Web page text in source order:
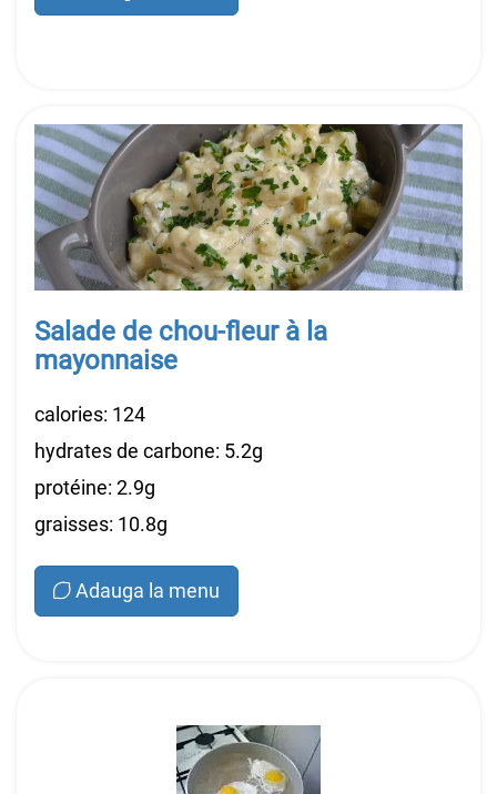
Salade de chou-fleur à la
mayonnaise
calories: 124
hydrates de carbone: 5.2g
protéine: 2.9g
graisses: 10.8g
Adauga la menu